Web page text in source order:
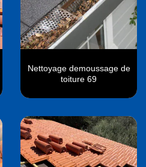
Nettoyage demoussage de
toiture 69